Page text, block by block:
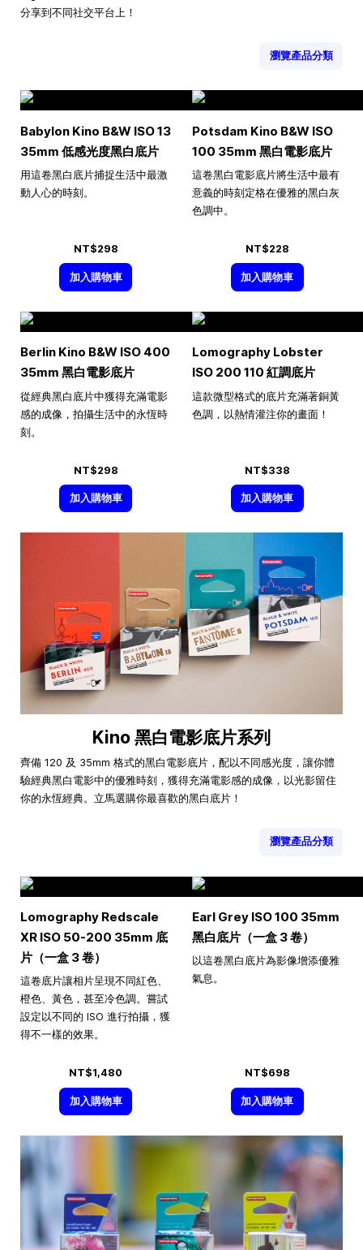
分享到不同社交平台上！
瀏覽產品分類
Babylon Kino B&W ISO 13
35mm 低感光度黑白底片
用這卷黑白底片捕捉生活中最激
動人心的時刻。
NT$298
加入購物車
Potsdam Kino B&W ISO
100 35mm 黑白電影底片
這卷黑白電影底片將生活中最有
意義的時刻定格在優雅的黑白灰
色調中。
NT$228
加入購物車
Berlin Kino B&W ISO 400
35mm 黑白電影底片
從經典黑白底片中獲得充滿電影
感的成像，拍攝生活中的永恆時
刻。
NT$298
加入購物車
Kino 黑白電影底片系列
齊備 120 及 35mm 格式的黑白電影底片，配以不同感光度，讓你體
驗經典黑白電影中的優雅時刻，獲得充滿電影感的成像，以光影留住
你的永恆經典。立馬選購你最喜歡的黑白底片！
瀏覽產品分類
Lomography Lobster
ISO 200 110 紅調底片
這款微型格式的底片充滿著銅黃
色調，以熱情灌注你的畫面！
NT$338
加入購物車
Lomography Redscale
XR ISO 50-200 35mm 底
片（一盒 3 卷）
這卷底片讓相片呈現不同紅色、
橙色、黃色，甚至冷色調。嘗試
設定以不同的 ISO 進行拍攝，獲
得不一樣的效果。
NT$1,480
加入購物車
Earl Grey ISO 100 35mm
黑白底片（一盒 3 卷）
以這卷黑白底片為影像增添優雅
氣息。
NT$698
加入購物車